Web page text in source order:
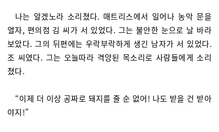
나는 알겠노라 소리쳤다. 매트리스에서 일어나 농막 문을
열자, 편의점 김 씨가 서 있었다. 그는 불안한 눈으로 날 바라
보았다. 그의 뒤편에는 우락부락하게 생긴 남자가 서 있었다.
조 씨였다. 그는 오늘따라 격앙된 목소리로 사람들에게 소리
쳤다.
“이제 더 이상 공짜로 돼지를 줄 순 없어! 나도 받을 건 받아
야지!”